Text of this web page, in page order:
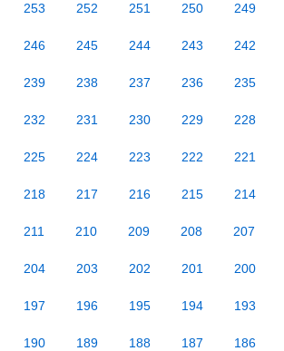
253 252 251 250 249
246 245 244 243 242
239 238 237 236 235
232 231 230 229 228
225 224 223 222 221
218 217 216 215 214
211 210 209 208 207
204 203 202 201 200
197 196 195 194 193
190 189 188 187 186